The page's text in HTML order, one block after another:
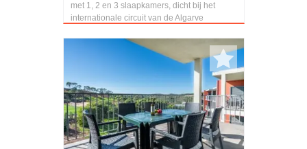
met 1, 2 en 3 slaapkamers, dicht bij het
internationale circuit van de Algarve